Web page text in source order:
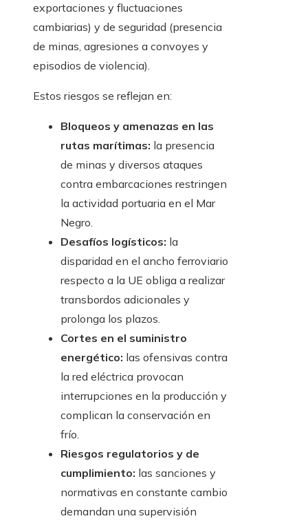
exportaciones y fluctuaciones
cambiarias) y de seguridad (presencia
de minas, agresiones a convoyes y
episodios de violencia).
Estos riesgos se reflejan en:
Bloqueos y amenazas en las
rutas marítimas: la presencia
de minas y diversos ataques
contra embarcaciones restringen
la actividad portuaria en el Mar
Negro.
Desafíos logísticos: la
disparidad en el ancho ferroviario
respecto a la UE obliga a realizar
transbordos adicionales y
prolonga los plazos.
Cortes en el suministro
energético: las ofensivas contra
la red eléctrica provocan
interrupciones en la producción y
complican la conservación en
frío.
Riesgos regulatorios y de
cumplimiento: las sanciones y
normativas en constante cambio
demandan una supervisión